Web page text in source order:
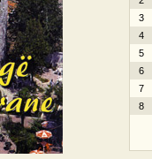
3
4
5
6
7
8